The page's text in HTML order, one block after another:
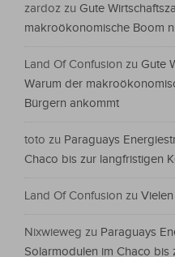
zardoz zu Gute
makroökonomische Boom
Land Of Confusion zu Gute
Warum der
Bürgern ankommt
toto zu Paraguays
Chaco bis zur langfristigen
Land Of Confusion zu
Nixwieweg zu Paraguays
Solarmodulen im Chaco bis